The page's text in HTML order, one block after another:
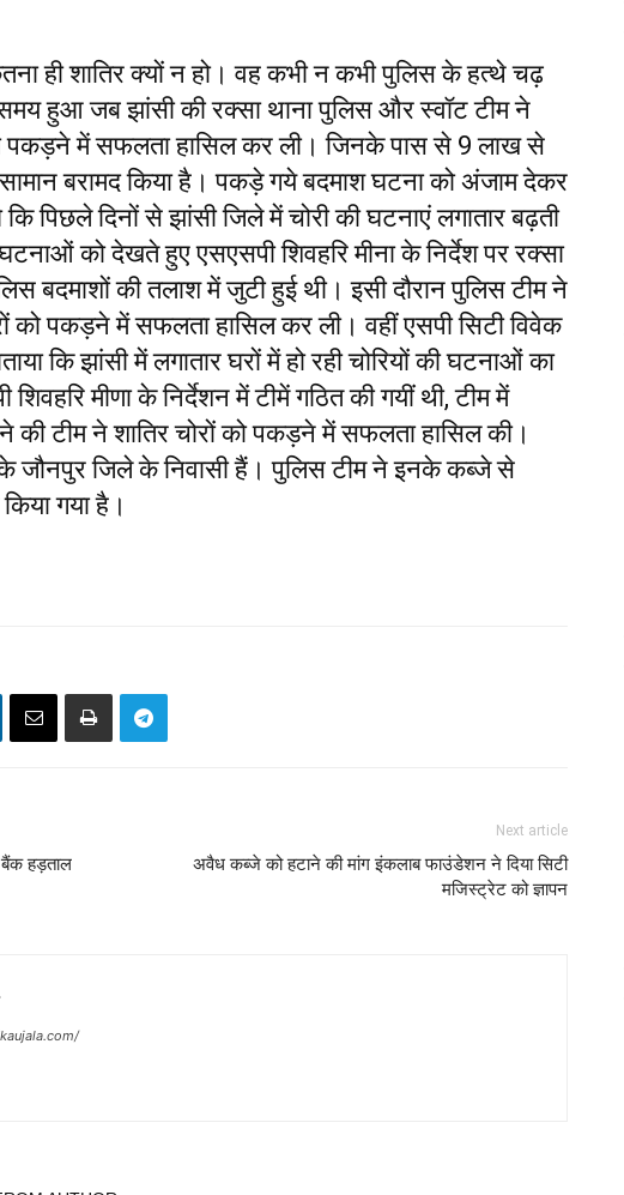
ही शातिर क्यों न हो। वह कभी न कभी पुलिस के हत्थे चढ़
हुआ जब झांसी की रक्सा थाना पुलिस और स्वॉट टीम ने
पकड़ने में सफलता हासिल कर ली। जिनके पास से 9 लाख से
बरामद किया है। पकड़े गये बदमाश घटना को अंजाम देकर
पिछले दिनों से झांसी जिले में चोरी की घटनाएं लगातार बढ़ती
को देखते हुए एसएसपी शिवहरि मीना के निर्देश पर रक्सा
बदमाशों की तलाश में जुटी हुई थी। इसी दौरान पुलिस टीम ने
को पकड़ने में सफलता हासिल कर ली। वहीं एसपी सिटी विवेक
कि झांसी में लगातार घरों में हो रही चोरियों की घटनाओं का
मीणा के निर्देशन में टीमें गठित की गयीं थी, टीम में
की टीम ने शातिर चोरों को पकड़ने में सफलता हासिल की।
के जौनपुर जिले के निवासी हैं। पुलिस टीम ने इनके कब्जे से
गया है।
हड़ताल
Next article
अवैध कब्जे को हटाने की मांग इंकलाब फाउंडेशन ने दिया सिटी
मजिस्ट्रेट को ज्ञापन